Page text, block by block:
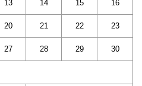
13 14 15 16
20 21 22 23
27 28 29 30